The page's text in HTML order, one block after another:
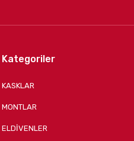
Kategoriler
KASKLAR
MONTLAR
ELDİVENLER